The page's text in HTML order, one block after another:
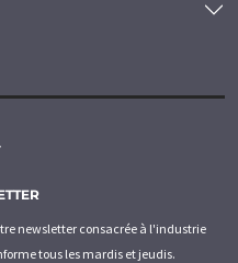
newsletter consacrée à l'industrie
tous les mardis et jeudis.